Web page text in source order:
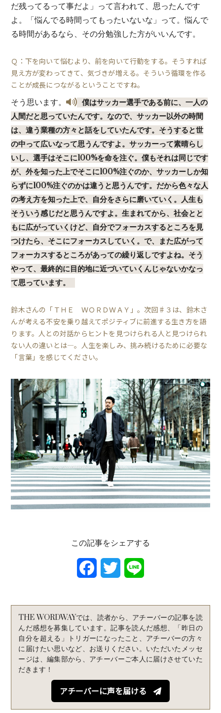
だ残ってるって事だよ」って言われて、思ったんです
よ。「悩んでる時間ってもったいないな」って。悩んで
る時間があるなら、その分勉強した方がいいんです。
Ｑ：下を向いて悩むより、前を向いて行動をする。そうすれば
見え方が変わってきて、気づきが増える。そういう循環を作る
ことが成長につながるということですね。
そう思います。
僕はサッカー選手である前に、一人の
人間だと思っていたんです。なので、サッカー以外の時間
は、違う業種の方々と話をしていたんです。そうすると世
の中って広いなって思うんですよ。サッカーって素晴らし
いし、選手はそこに100%を命を注ぐ。僕もそれは同じです
が、外を知った上でそこに100%注ぐのか、サッカーしか知
らずに100%注ぐのかは違うと思うんです。だから色々な人
の考え方を知った上で、自分をさらに磨いていく。人生も
そういう感じだと思うんですよ。生まれてから、社会とと
もに広がっていくけど、自分でフォーカスするところを見
つけたら、そこにフォーカスしていく。で、また広がって
フォーカスするところがあっての繰り返しですよね。そう
やって、最終的に目的地に近づいていくんじゃないかなっ
て思っています。
鈴木さんの「ＴＨＥ ＷＯＲＤＷＡＹ」。次回♯３は、鈴木さ
んが考える不安を乗り越えてポジティブに前進する生き方を語
ります。人との対話からヒントを見つけられる人と見つけられ
ない人の違いとは―。人生を楽しみ、挑み続けるために必要な
「言葉」を感じてください。
この記事をシェアする
c
e
b
o
k
i
t
t
r
n
e
THE WORDWAYでは、読者から、アチーバーの記事を読
んだ感想を募集しています。記事を読んだ感想、「昨日の
自分を超える」トリガーになったこと、アチーバーの方々
に届けたい思いなど、お送りください。いただいたメッセ
ージは、編集部から、アチーバーご本人に届けさせていた
だきます！
アチーバーに声を届ける